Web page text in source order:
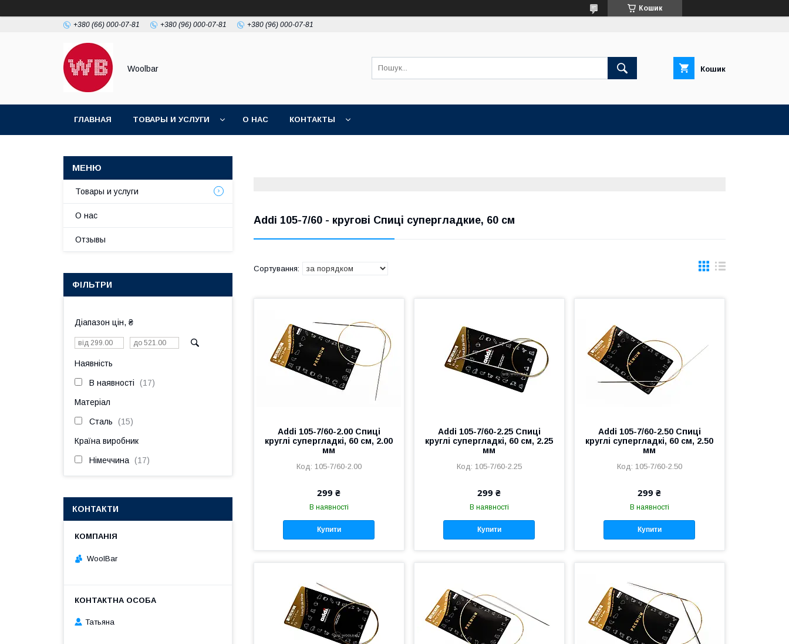
Кошик
+380 (66) 000-07-81 +380 (96) 000-07-81 +380 (96) 000-07-81
Woolbar Кошик
ГЛАВНАЯ ТОВАРЫ И УСЛУГИ О НАС КОНТАКТЫ
Addi 105-7/60 - кругові Спиці супергладкие, 60 см
Addi 105-7/60-2.00 Спиці
круглі супергладкі, 60 см, 2.00
мм
105-7/60-2.00
299 ₴
В наявності
Купити
Addi 105-7/60-2.25 Спиці
круглі супергладкі, 60 см, 2.25
мм
105-7/60-2.25
299 ₴
В наявності
Купити
Addi 105-7/60-2.50 Спиці
круглі супергладкі, 60 см, 2.50
мм
105-7/60-2.50
299 ₴
В наявності
Купити
Товары и услуги
О нас
Отзывы
ФІЛЬТРИ
Діапазон цін, ₴
Наявність
В наявності 17
Матеріал
Сталь 15
Країна виробник
Німеччина 17
КОНТАКТИ
WoolBar
Татьяна